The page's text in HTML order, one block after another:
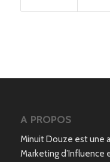
A PROPOS
Minuit Douze est une
Marketing d’Influence